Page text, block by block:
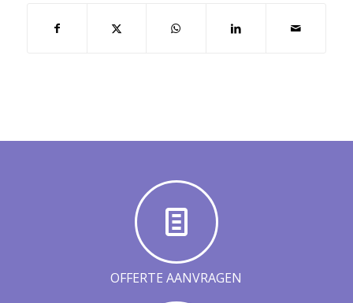
OFFERTE AANVRAGEN